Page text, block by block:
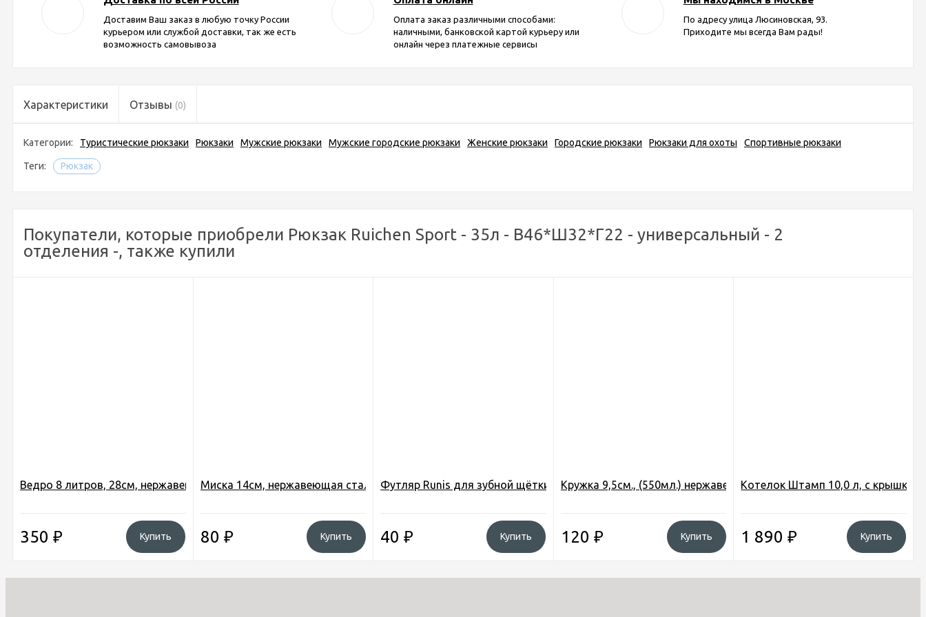
Доставим Ваш заказ в любую точку России
курьером или службой доставки, так же есть
возможность самовывоза
Оплата заказ различными способами:
наличными, банковской картой курьеру или
онлайн через платежные сервисы
По адресу улица Люсиновская, 93.
Приходите мы всегда Вам рады!
Характеристики Отзывы (0)
Категории: Туристические рюкзаки Рюкзаки Мужские рюкзаки Мужские городские рюкзаки Женские рюкзаки Городские рюкзаки Рюкзаки для охоты Спортивные рюкзаки
Теги: Рюкзак
Покупатели, которые приобрели Рюкзак Ruichen Sport - 35л - В46*Ш32*Г22 - универсальный - 2
отделения -, также купили
Ведро 8 литров, 28см, нержавеющая сталь, с крышкой, Бюджет, обмену и возв. не подлежат
350 ₽ Купить
Миска 14см, нержавеющая сталь (YiYi-7)
80 ₽ Купить
Футляр Runis для зубной щётки (6-136)
40₽ Купить
Кружка 9,5см., (550мл.) нержавеющая сталь (6214-12)
120 ₽ Купить
Котелок Штамп 10,0 л, с
1 890₽ Купить